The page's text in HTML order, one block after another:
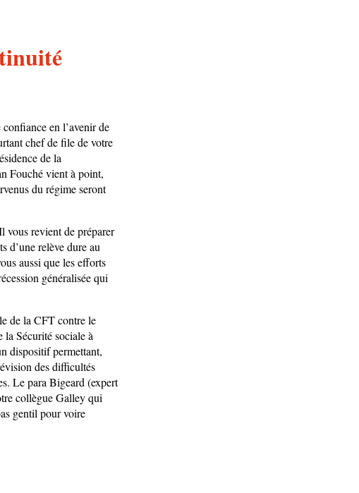
en l’avenir de
chef de file de votre
de la
Fouché vient à point,
du régime seront
vous revient de préparer
d’une relève dure au
aussi que les efforts
généralisée qui
de la CFT contre le
Sécurité sociale à
dispositif permettant,
des difficultés
Le para Bigeard (expert
collègue Galley qui
gentil pour voire